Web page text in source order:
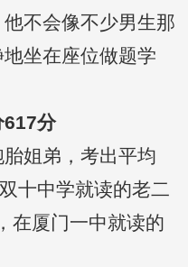
不会像不少男生那
坐在座位做题学
分
姐弟，考出平均
十中学就读的老二
在厦门一中就读的